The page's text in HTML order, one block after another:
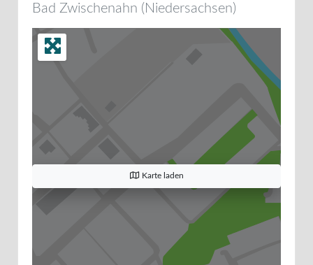
Bad Zwischenahn ( Niedersachsen)
Karte laden